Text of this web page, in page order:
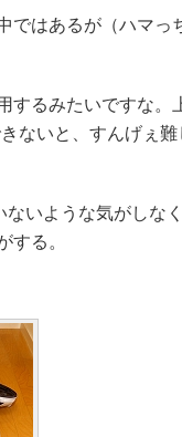
はあるが（ハマっ
るみたいですな。
ないと、すんげぇ
いような気がしな
する。